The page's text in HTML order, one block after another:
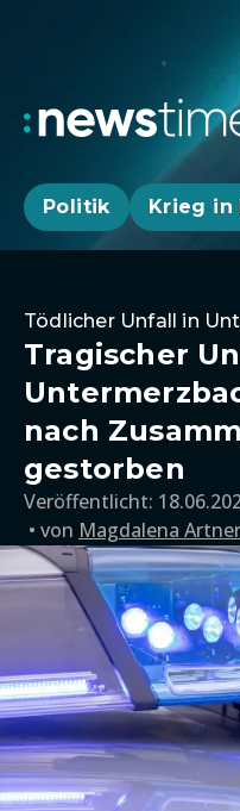
Politik Krieg in
Tödlicher Unfall in
Tragischer
nach
gestorben
Veröffentlicht:
von Magdalena Artner